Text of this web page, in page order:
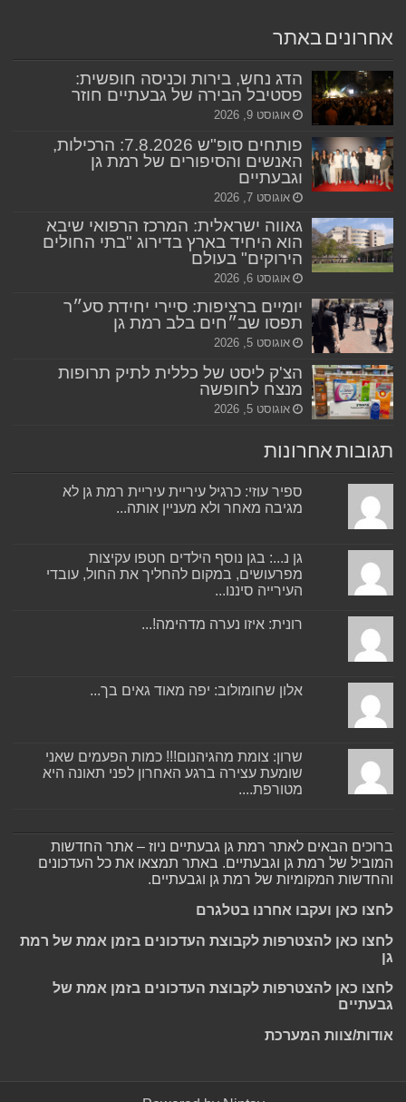
אחרונים באתר
הדג נחש, בירות וכניסה חופשית:
פסטיבל הבירה של גבעתיים חוזר
אוגוסט 9, 2026
פותחים סופ"ש 7.8.2026: הרכילות,
האנשים והסיפורים של רמת גן
וגבעתיים
אוגוסט 7, 2026
גאווה ישראלית: המרכז הרפואי שיבא
הוא היחיד בארץ בדירוג "בתי החולים
הירוקים" בעולם
אוגוסט 6, 2026
יומיים ברציפות: סיירי יחידת סע״ר
תפסו שב״חים בלב רמת גן
אוגוסט 5, 2026
הצ'ק ליסט של כללית לתיק תרופות
מנצח לחופשה
אוגוסט 5, 2026
תגובות אחרונות
ספיר עוזי: כרגיל עיריית עיריית רמת גן לא
מגיבה מאחר ולא מעניין אותה...
גן נ...: בגן נוסף הילדים חטפו עקיצות
מפרעושים, במקום להחליך את החול, עובדי
העירייה סיננו...
רונית: איזו נערה מדהימה!...
אלון שחומולוב: יפה מאוד גאים בך...
שרון: צומת מהגיהנום!!! כמות הפעמים שאני
שומעת עצירה ברגע האחרון לפני תאונה היא
מטורפת....
ברוכים הבאים לאתר רמת גן גבעתיים ניוז – אתר החדשות
המוביל של רמת גן וגבעתיים. באתר תמצאו את כל העדכונים
והחדשות המקומיות של רמת גן וגבעתיים.
לחצו כאן ועקבו אחרנו בטלגרם
לחצו כאן להצטרפות לקבוצת העדכונים בזמן אמת של רמת
גן
לחצו כאן להצטרפות לקבוצת העדכונים בזמן אמת של
גבעתיים
אודות/צוות המערכת